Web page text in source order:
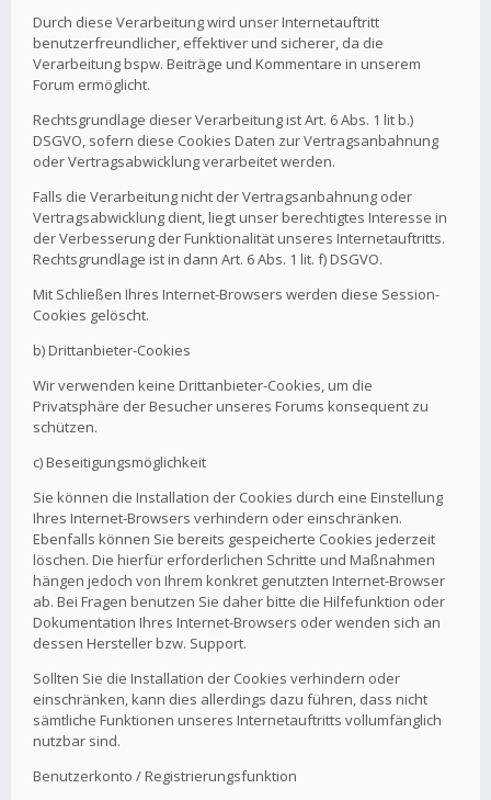
Durch diese Verarbeitung wird unser Internetauftritt
benutzerfreundlicher, effektiver und sicherer, da die
Verarbeitung bspw. Beiträge und Kommentare in unserem
Forum ermöglicht.
Rechtsgrundlage dieser Verarbeitung ist Art. 6 Abs. 1 lit b.)
DSGVO, sofern diese Cookies Daten zur Vertragsanbahnung
oder Vertragsabwicklung verarbeitet werden.
Falls die Verarbeitung nicht der Vertragsanbahnung oder
Vertragsabwicklung dient, liegt unser berechtigtes Interesse in
der Verbesserung der Funktionalität unseres Internetauftritts.
Rechtsgrundlage ist in dann Art. 6 Abs. 1 lit. f) DSGVO.
Mit Schließen Ihres Internet-Browsers werden diese Session-
Cookies gelöscht.
b) Drittanbieter-Cookies
Wir verwenden keine Drittanbieter-Cookies, um die
Privatsphäre der Besucher unseres Forums konsequent zu
schützen.
c) Beseitigungsmöglichkeit
Sie können die Installation der Cookies durch eine Einstellung
Ihres Internet-Browsers verhindern oder einschränken.
Ebenfalls können Sie bereits gespeicherte Cookies jederzeit
löschen. Die hierfür erforderlichen Schritte und Maßnahmen
hängen jedoch von Ihrem konkret genutzten Internet-Browser
ab. Bei Fragen benutzen Sie daher bitte die Hilfefunktion oder
Dokumentation Ihres Internet-Browsers oder wenden sich an
dessen Hersteller bzw. Support.
Sollten Sie die Installation der Cookies verhindern oder
einschränken, kann dies allerdings dazu führen, dass nicht
sämtliche Funktionen unseres Internetauftritts vollumfänglich
nutzbar sind.
Benutzerkonto / Registrierungsfunktion